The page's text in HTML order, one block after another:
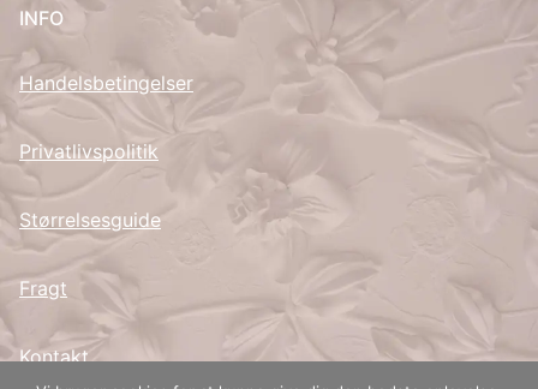
INFO
Handelsbetingelser
Privatlivspolitik
Størrelsesguide
Fragt
Kontakt